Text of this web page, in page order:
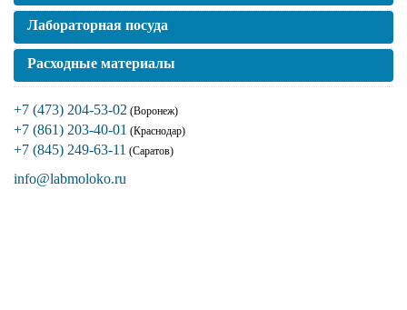
Лабораторная посуда
Расходные материалы
+7 (473) 204-53-02 (Воронеж)
+7 (861) 203-40-01 (Краснодар)
+7 (845) 249-63-11 (Саратов)
info@labmoloko.ru